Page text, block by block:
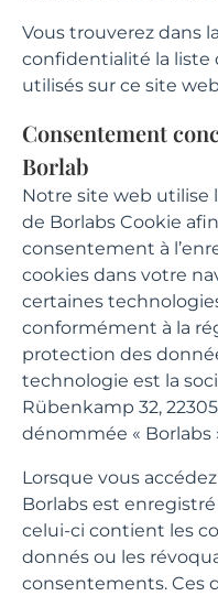
Vous trouverez dans
confidentialité la liste
utilisés sur ce site
Consentement
Borlab
Notre site web utilise
de Borlabs Cookie
consentement à
cookies dans votre
certaines
conformément à la
protection des
technologie est la
Rübenkamp 32,
dénommée « Borlabs
Lorsque vous
Borlabs est
celui-ci contient les
donnés ou les
consentements. Ces